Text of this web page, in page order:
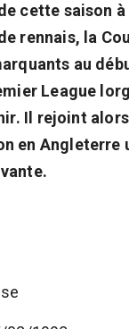
cette saison
rennais, la
au
League
Il rejoint
en